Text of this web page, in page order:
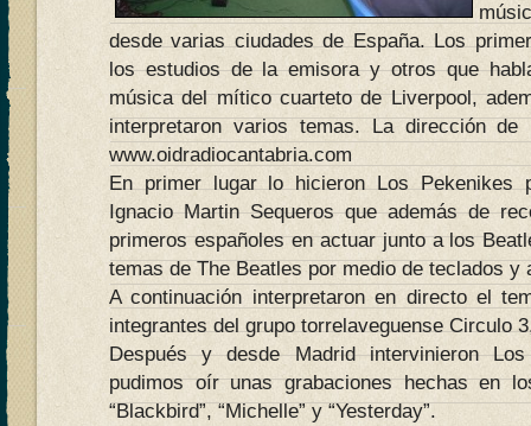
desde varias ciudades de España. Los
los estudios de la emisora y otros que
música del mítico cuarteto de Liverpool,
interpretaron varios temas. La dirección
www.oidradiocantabria.com
En primer lugar lo hicieron Los Pekenikes
Ignacio Martin Sequeros que además de
primeros españoles en actuar junto a los
temas de The Beatles por medio de teclados y
A continuación interpretaron en directo el
integrantes del grupo torrelaveguense Circulo
Después y desde Madrid intervinieron
pudimos oír unas grabaciones hechas en
“Blackbird”, “Michelle” y “Yesterday”.